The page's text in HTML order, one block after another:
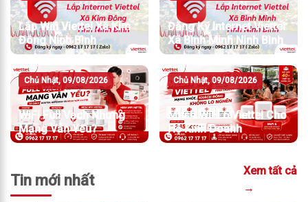
Lắp Wifi Viettel Xã Kim
Đông Ninh Bình
Đăng Ký Internet Viettel
Xã Bình Minh Ninh Bình
Chủ Nhật, 09/08/2026
WiFi Full Vạch Nhưng
Mạng Vẫn Yếu?
Chủ Nhật, 09/08/2026
Mesh WiFi 6 Viettel Cho
Hộ Kinh Doanh
Tin mới nhất
Xem tất cả
→